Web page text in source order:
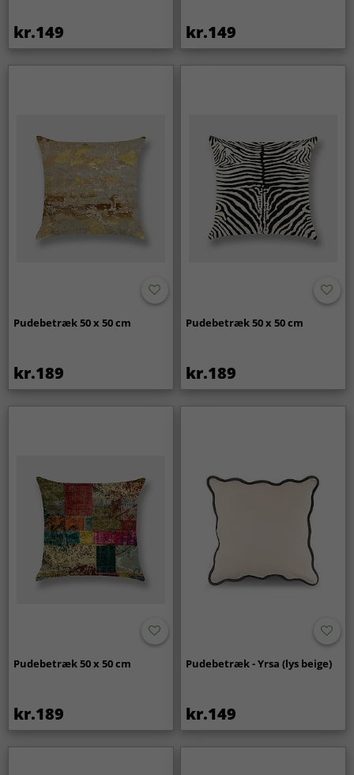
kr.149 kr.149
Pudebetræk 50 x 50 cm
kr.189
Pudebetræk 50 x 50 cm
kr.189
Pudebetræk 50 x 50 cm
kr.189
Pudebetræk - Yrsa (lys beige)
kr.149